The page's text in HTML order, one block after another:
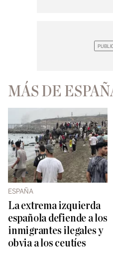
MÁS DE
ESPAÑA
La extrema izquierda
española defiende a los
inmigrantes ilegales y
obvia a los ceutíes